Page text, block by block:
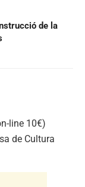
de la
line 10€)
de Cultura